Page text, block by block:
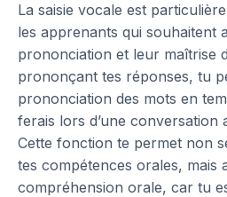
La saisie vocale est
les apprenants qui souhaitent
prononciation et leur maîtrise
prononçant tes réponses, tu
prononciation des mots en
ferais lors d’une conversation
Cette fonction te permet non
tes compétences orales, mais
compréhension orale, car tu